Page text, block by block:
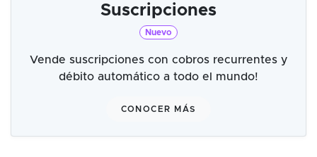
Suscripciones
Nuevo
Vende suscripciones con cobros recurrentes y
débito automático a todo el mundo!
CONOCER MÁS